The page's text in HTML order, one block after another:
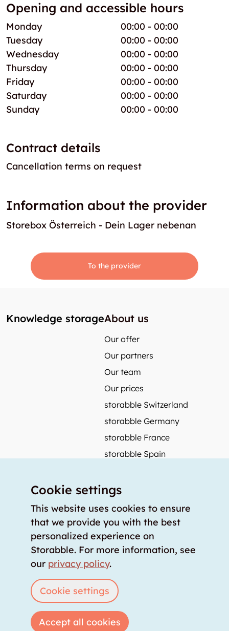
Opening and accessible hours
Monday
00:00 - 00:00
Tuesday
00:00 - 00:00
Wednesday
00:00 - 00:00
Thursday
00:00 - 00:00
Friday
00:00 - 00:00
Saturday
00:00 - 00:00
Sunday
00:00 - 00:00
Contract details
Cancellation terms on request
Information about the provider
Storebox Österreich - Dein Lager nebenan
To the provider
Knowledge storageAbout us
Our offer
Our partners
Our team
Our prices
storabble Switzerland
storabble Germany
storabble France
storabble Spain
Press coverage
How to calculate the size of a storage room?
How much does a storage room cost?
For storage providers
Login List storage room
Cookie settings
This website uses cookies to ensure
that we provide you with the best
personalized experience on
Storabble. For more information, see
our privacy policy.
Cookie settings
Accept all cookies